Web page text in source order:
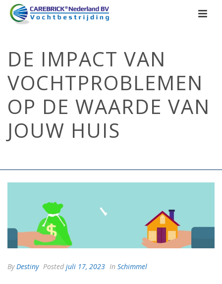
DE IMPACT VAN
VOCHTPROBLEMEN
OP DE WAARDE VAN
JOUW HUIS
ByDestiny Posted juli 17, 2023 In Schimmel